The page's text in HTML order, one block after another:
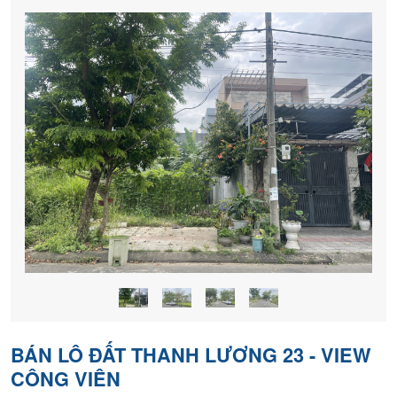
chính
chủ
BÁN LÔ ĐẤT THANH LƯƠNG 23 - VIEW
CÔNG VIÊN